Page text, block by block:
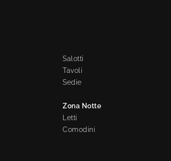
Salotti
Tavoli
Sedie
Zona Notte
Letti
Comodini